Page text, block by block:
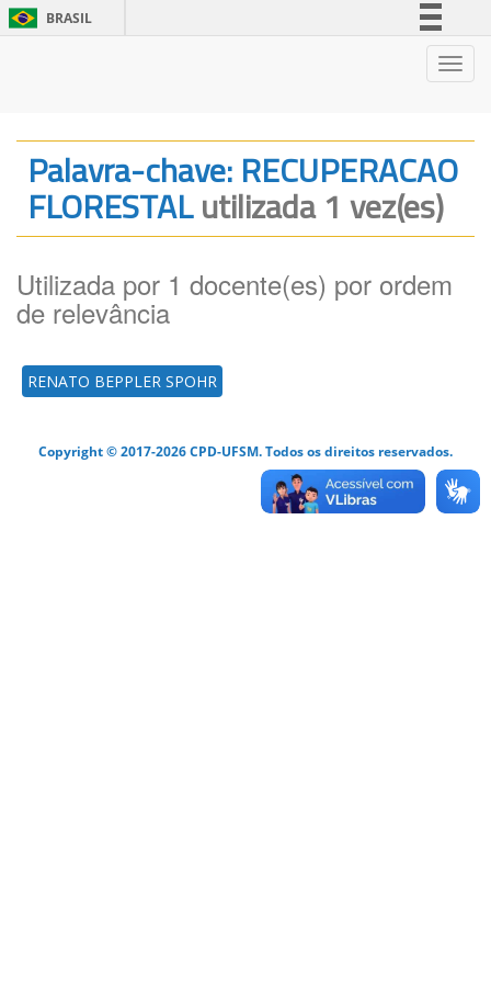
BRASIL
Legislação
Canais
Palavra-chave: RECUPERACAO
FLORESTALutilizada 1 vez(es)
Utilizada por 1 docente(es) por ordem
de relevância
RENATO BEPPLER SPOHR
Copyright © 2017-2026 CPD-UFSM. Todos os direitos reservados.